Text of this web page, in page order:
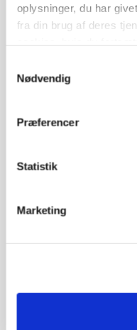
oplysninger, du har
fra din brug af deres
Nødvendig
Præferencer
Statistik
Marketing
Markvandring